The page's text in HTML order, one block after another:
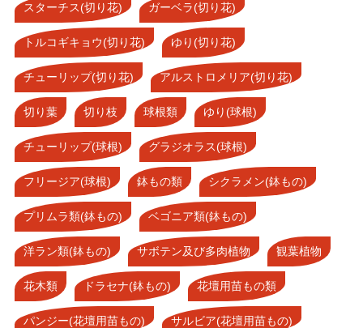
スターチス(切り花) ガーベラ(切り花)
トルコギキョウ(切り花) ゆり(切り花)
チューリップ(切り花) アルストロメリア(切り花)
切り葉 切り枝 球根類 ゆり(球根)
チューリップ(球根) グラジオラス(球根)
フリージア(球根) 鉢もの類 シクラメン(鉢もの)
プリムラ類(鉢もの) ベゴニア類(鉢もの)
洋ラン類(鉢もの) サボテン及び多肉植物 観葉植物
花木類 ドラセナ(鉢もの) 花壇用苗もの類
パンジー(花壇用苗もの) サルビア(花壇用苗もの)